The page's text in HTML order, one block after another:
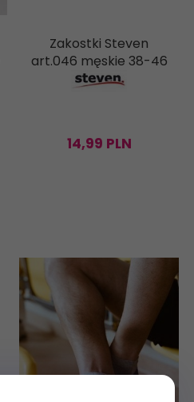
Zakostki Steven
art.046 męskie 38-46
14,99 PLN